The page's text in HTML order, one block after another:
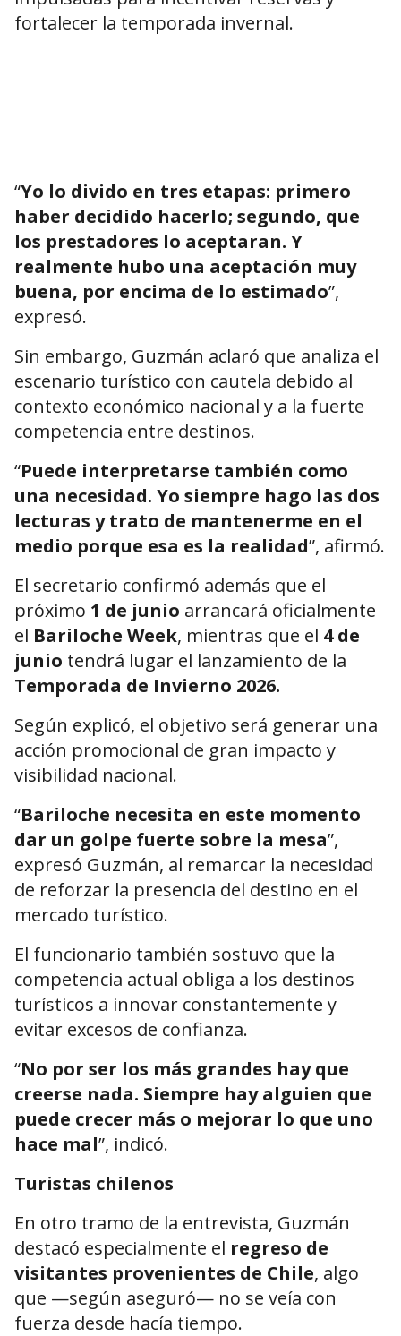
fortalecer la temporada invernal.
“Yo lo divido en tres etapas: primero
haber decidido hacerlo; segundo, que
los prestadores lo aceptaran. Y
realmente hubo una aceptación muy
buena, por encima de lo estimado”,
expresó.
Sin embargo, Guzmán aclaró que analiza el
escenario turístico con cautela debido al
contexto económico nacional y a la fuerte
competencia entre destinos.
“Puede interpretarse también como
una necesidad. Yo siempre hago las dos
lecturas y trato de mantenerme en el
medio porque esa es la realidad”, afirmó.
El secretario confirmó además que el
próximo 1 de junio arrancará oficialmente
el Bariloche Week, mientras que el 4 de
junio tendrá lugar el lanzamiento de la
Temporada de Invierno 2026.
Según explicó, el objetivo será generar una
acción promocional de gran impacto y
visibilidad nacional.
“Bariloche necesita en este momento
dar un golpe fuerte sobre la mesa”,
expresó Guzmán, al remarcar la necesidad
de reforzar la presencia del destino en el
mercado turístico.
El funcionario también sostuvo que la
competencia actual obliga a los destinos
turísticos a innovar constantemente y
evitar excesos de confianza.
“No por ser los más grandes hay que
creerse nada. Siempre hay alguien que
puede crecer más o mejorar lo que uno
hace mal”, indicó.
Turistas chilenos
En otro tramo de la entrevista, Guzmán
destacó especialmente el regreso de
visitantes provenientes de Chile, algo
que —según aseguró— no se veía con
fuerza desde hacía tiempo.